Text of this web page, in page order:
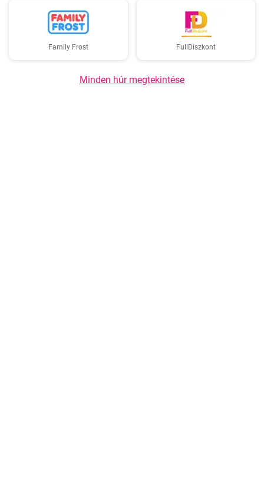
Family Frost FullDiszkont
Minden húr megtekintése